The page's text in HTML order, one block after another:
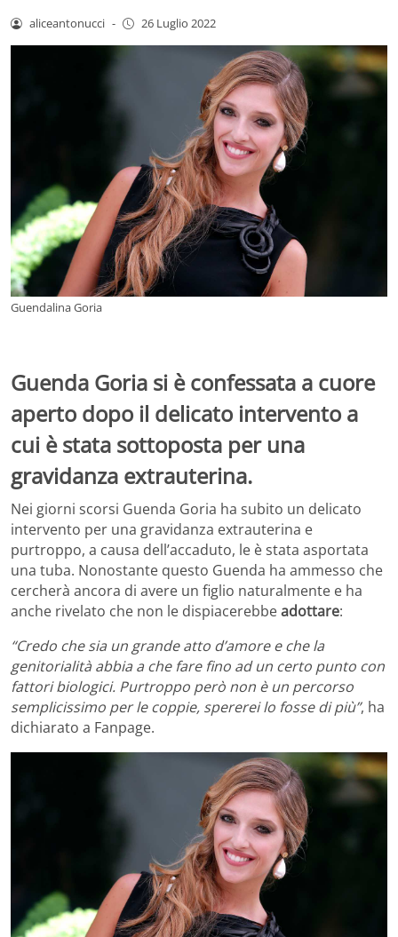
aliceantonucci - 26 Luglio 2022
Guendalina Goria
Guenda Goria si è confessata a cuore
aperto dopo il delicato intervento a
cui è stata sottoposta per una
gravidanza extrauterina.
Nei giorni scorsi Guenda Goria ha subito un delicato
intervento per una gravidanza extrauterina e
purtroppo, a causa dell’accaduto, le è stata asportata
una tuba. Nonostante questo Guenda ha ammesso che
cercherà ancora di avere un figlio naturalmente e ha
anche rivelato che non le dispiacerebbeadottare:
“Credo che sia un grande atto d’amore e che la
genitorialità abbia a che fare fino ad un certo punto con
fattori biologici. Purtroppo però non è un percorso
semplicissimo per le coppie, spererei lo fosse di più”, ha
dichiarato a Fanpage.